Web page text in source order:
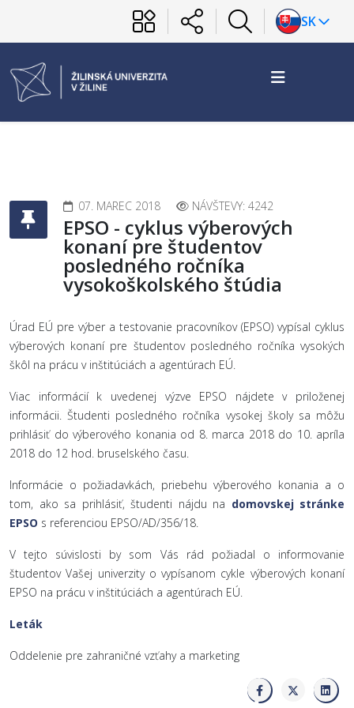
SK
07. MAREC 2018 NÁVŠTEVY: 4242
EPSO - cyklus výberových
konaní pre študentov
posledného ročníka
vysokoškolského štúdia
Úrad EÚ pre výber a testovanie pracovníkov (EPSO) vypísal cyklus
výberových konaní pre študentov posledného ročníka vysokých
škôl na prácu v inštitúciách a agentúrach EÚ.
Viac informácií k uvedenej výzve EPSO nájdete v priloženej
informácii. Študenti posledného ročníka vysokej školy sa môžu
prihlásiť do výberového konania od 8. marca 2018 do 10. apríla
2018 do 12 hod. bruselského času.
Informácie o požiadavkách, priebehu výberového konania a o
tom, ako sa prihlásiť, študenti nájdu na domovskej stránke
EPSO s referenciou EPSO/AD/356/18.
V tejto súvislosti by som Vás rád požiadal o informovanie
študentov Vašej univerzity o vypísanom cykle výberových konaní
EPSO na prácu v inštitúciách a agentúrach EÚ.
Leták
Oddelenie pre zahraničné vzťahy a marketing